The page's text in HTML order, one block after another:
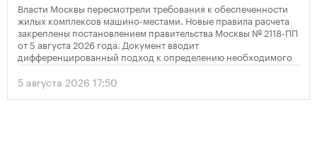
Власти Москвы пересмотрели требования к обеспеченности
жилых комплексов машино-местами. Новые правила расчета
закреплены постановлением правительства Москвы № 2118-ПП
от 5 августа 2026 года. Документ вводит
дифференцированный подход к определению необходимого
количества парковок в зависимости от площади квартир и
устанавливает переходный период для уже согласованных
проектов.
5 августа 2026 17:50